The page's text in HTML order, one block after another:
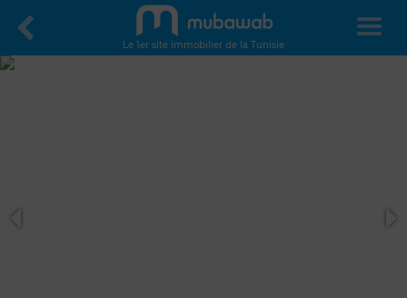
Le 1er site immobilier de la Tunisie